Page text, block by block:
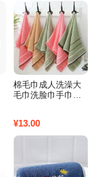
棉毛巾成人洗澡大
毛巾洗脸巾手巾吸
素雅三段【颜色随
机】
¥13.00